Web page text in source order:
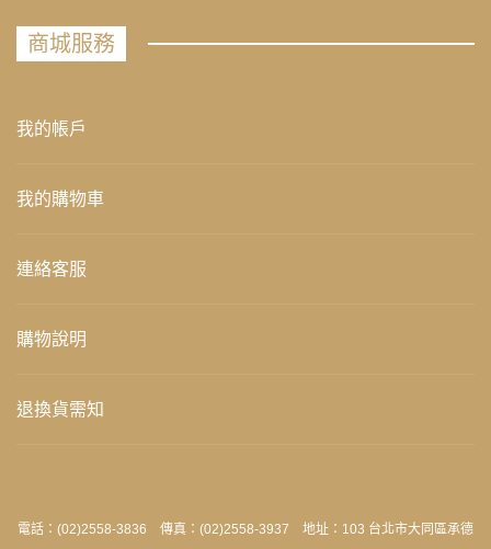
商城服務
我的帳戶
我的購物車
連絡客服
購物說明
退換貨需知
電話：(02)2558-3836 傳真：(02)2558-3937 地址：103 台北市大同區承德